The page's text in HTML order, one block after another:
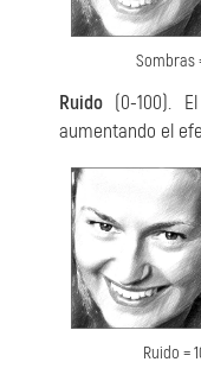
Sombras
Ruido (0-100).
aumentando el
Ruido =